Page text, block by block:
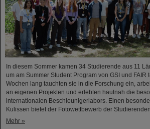
In diesem Sommer kamen 34 Studierende aus 11
um am Summer Student Program von GSI und FAIR
Wochen lang tauchten sie in die Forschung ein,
an eigenen Projekten und erlebten hautnah die
internationalen Beschleunigerlabors. Einen
Kulissen bietet der Fotowettbewerb der Studierenden.
Mehr »